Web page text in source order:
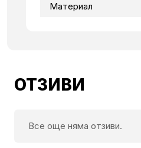
Материал
ОТЗИВИ
Все още няма отзиви.